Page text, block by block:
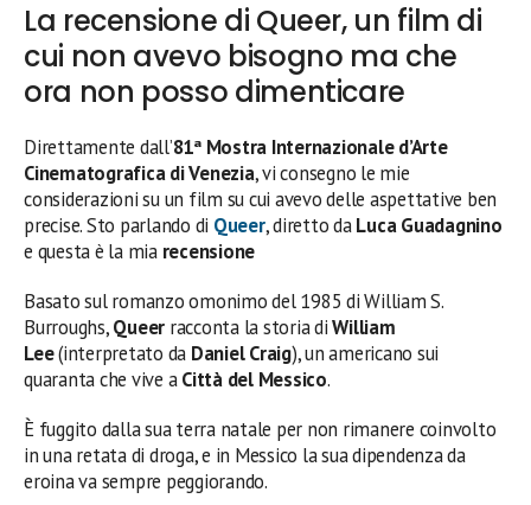
La recensione di Queer, un film di
cui non avevo bisogno ma che
ora non posso dimenticare
Direttamente dall’81ª Mostra Internazionale d’Arte
Cinematografica di Venezia, vi consegno le mie
considerazioni su un film su cui avevo delle aspettative ben
precise. Sto parlando di Queer, diretto daLuca Guadagnino
e questa è la mia recensione
Basato sul romanzo omonimo del 1985 di William S.
Burroughs,Queer racconta la storia diWilliam
Lee(interpretato da Daniel Craig), un americano sui
quaranta che vive aCittà del Messico.
È fuggito dalla sua terra natale per non rimanere coinvolto
in una retata di droga, e in Messico la sua dipendenza da
eroina va sempre peggiorando.